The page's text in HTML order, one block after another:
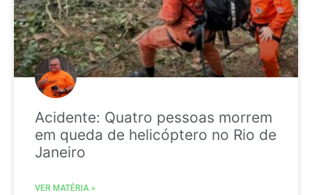
Acidente: Quatro pessoas morrem
em queda de helicóptero no Rio de
Janeiro
VER MATÉRIA »